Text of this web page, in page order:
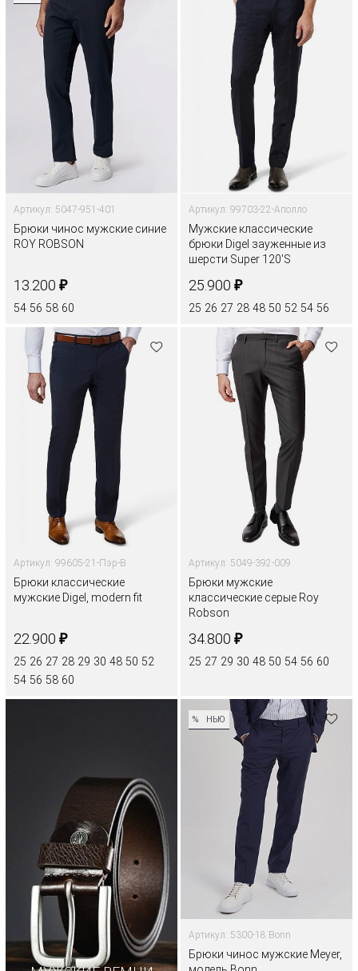
Артикул: 5047-951-401
Брюки чинос мужские синие
ROY ROBSON
13.200 ₽
54 56 58 60
Артикул: 99703-22-Аполло
Мужские классические
брюки Digel зауженные из
шерсти Super 120'S
25.900 ₽
25 26 27 28 48 50 52 54 56
Артикул: 99605-21-Пэр-В
Брюки классические
мужские Digel, modern fit
22.900 ₽
25 26 27 28 29 30 48 50 52
54 56 58 60
Артикул: 5049-392-009
Брюки мужские
классические серые Roy
Robson
34.800 ₽
25 27 29 30 48 50 54 56 60
% НЬЮ
Артикул: 5300-18 Bonn
Брюки чинос мужские Meyer,